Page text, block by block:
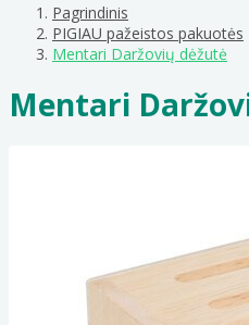
Pagrindinis
PIGIAU pažeistos pakuotės
Mentari Daržovių dėžutė
Mentari